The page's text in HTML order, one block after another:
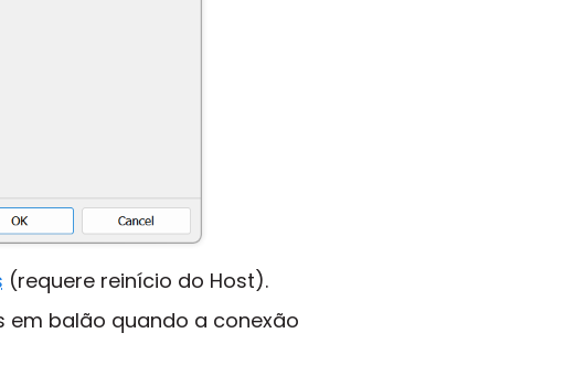
(requere reinício do Host).
balão quando a conexão